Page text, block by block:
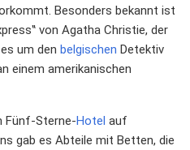
Besonders bekannt ist
von Agatha Christie, der
um den belgischen Detektiv
einem amerikanischen
Fünf-Sterne-Hotel auf
gab es Abteile mit Betten, die